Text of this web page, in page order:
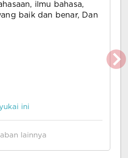
ilmu bahasa,
baik dan benar, Dan
ini
lainnya